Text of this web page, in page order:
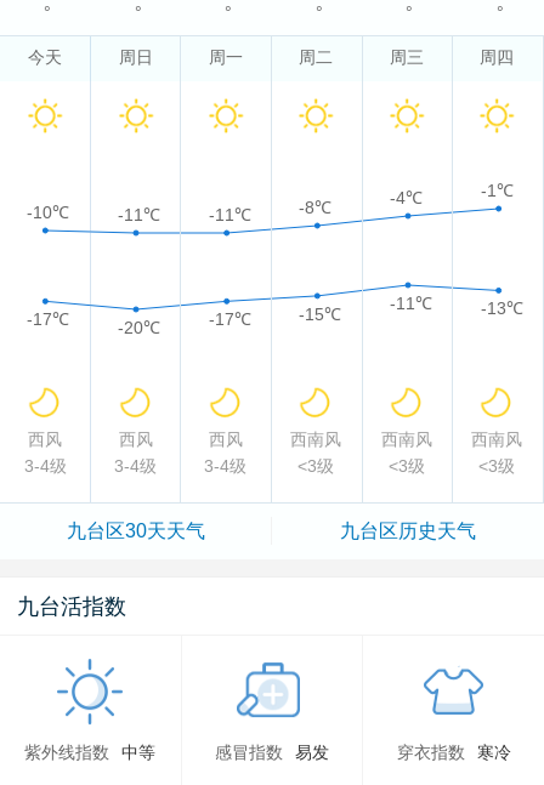
° ° ° ° ° °
今天 周日 周一 周二 周三 周四
-10℃ -11℃ -11℃ -8℃ -4℃ -1℃
-17℃ -20℃ -17℃ -15℃
-11℃ -13℃
西风 西风 西风 西南风 西南风
西南风
3-4级
3-4级 3-4级 <3级 <3级 <3级
九台区30天天气 九台区历史天气
九台活指数
紫外线指数 中等 感冒指数 易发 穿衣指数 寒冷